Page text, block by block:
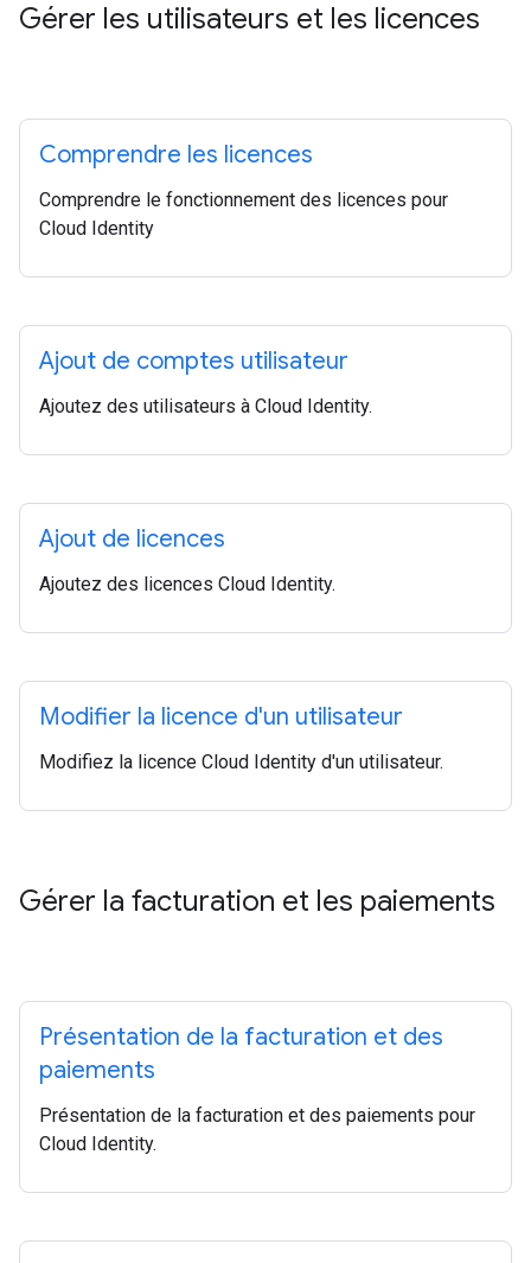
Gérer les utilisateurs et les licences
Comprendre les licences
Comprendre le fonctionnement des licences pour
Cloud Identity
Ajout de comptes utilisateur
Ajoutez des utilisateurs à Cloud Identity.
Ajout de licences
Ajoutez des licences Cloud Identity.
Modifier la licence d'un utilisateur
Modifiez la licence Cloud Identity d'un utilisateur.
Gérer la facturation et les paiements
Présentation de la facturation et des
paiements
Présentation de la facturation et des paiements pour
Cloud Identity.